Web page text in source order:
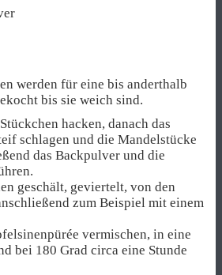
werden für eine bis anderthalb
bis sie weich sind.
hacken, danach das
schlagen und die Mandelstücke
das Backpulver und die
geschält, geviertelt, von den
zum Beispiel mit einem
vermischen, in eine
bei 180 Grad circa eine Stunde